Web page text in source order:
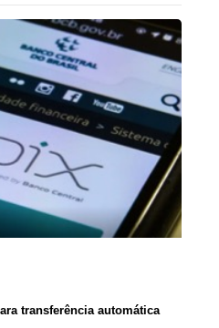
transferência automática